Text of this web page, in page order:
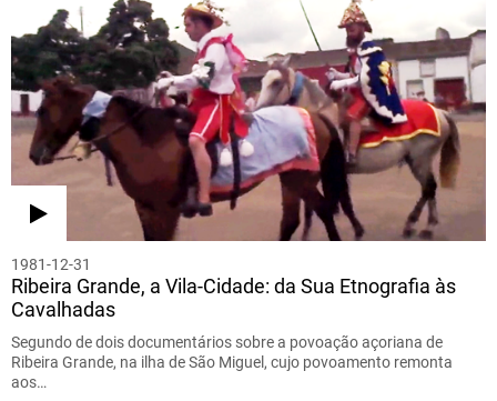
1981-12-31
Ribeira Grande, a Vila-Cidade: da Sua Etnografia às
Cavalhadas
Segundo de dois documentários sobre a povoação açoriana de
Ribeira Grande, na ilha de São Miguel, cujo povoamento remonta
aos…